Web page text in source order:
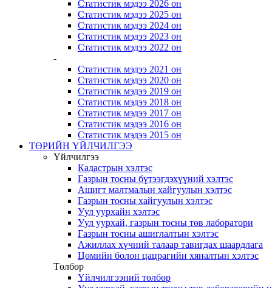
Статистик мэдээ 2026 он
Статистик мэдээ 2025 он
Статистик мэдээ 2024 он
Статистик мэдээ 2023 он
Статистик мэдээ 2022 он
-
Статистик мэдээ 2021 он
Статистик мэдээ 2020 он
Статистик мэдээ 2019 он
Статистик мэдээ 2018 он
Статистик мэдээ 2017 он
Статистик мэдээ 2016 он
Статистик мэдээ 2015 он
ТӨРИЙН ҮЙЛЧИЛГЭЭ
Үйлчилгээ
Кадастрын хэлтэс
Газрын тосны бүтээгдэхүүний хэлтэс
Ашигт малтмалын хайгуулын хэлтэс
Газрын тосны хайгуулын хэлтэс
Уул уурхайн хэлтэс
Уул уурхай, газрын тосны төв лаборатори
Газрын тосны ашиглалтын хэлтэс
Ажиллах хүчний талаар тавигдах шаардлага
Цөмийн болон цацрагийн хяналтын хэлтэс
Төлбөр
Үйлчилгээний төлбөр